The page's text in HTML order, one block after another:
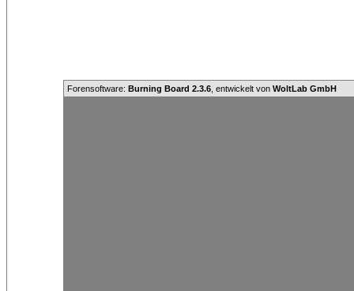
Forensoftware: Burning Board 2.3.6, entwickelt von WoltLab GmbH